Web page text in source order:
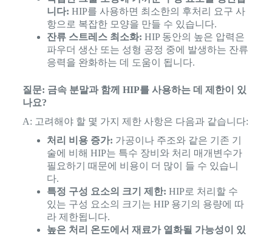
니다: HIP를 사용하면 최소한의 후처리 요구 사
항으로 복잡한 모양을 만들 수 있습니다.
잔류 스트레스 최소화: HIP 동안의 높은 압력은
파우더 생산 또는 성형 공정 중에 발생하는 잔류
응력을 완화하는 데 도움이 됩니다.
질문: 금속 분말과 함께 HIP를 사용하는 데 제한이 있
나요?
A: 고려해야 할 몇 가지 제한 사항은 다음과 같습니다:
처리 비용 증가: 가공이나 주조와 같은 기존 기
술에 비해 HIP는 특수 장비와 처리 매개변수가
필요하기 때문에 비용이 더 많이 들 수 있습니
다.
특정 구성 요소의 크기 제한: HIP로 처리할 수
있는 구성 요소의 크기는 HIP 용기의 용량에 따
라 제한됩니다.
높은 처리 온도에서 재료가 열화될 가능성이 있